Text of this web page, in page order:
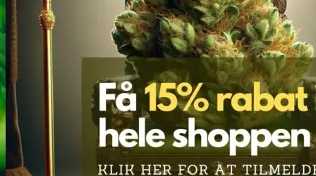
MDMA
MDMA renhedstest
Ecstasy
Ecstasy renhedstest
Heroin